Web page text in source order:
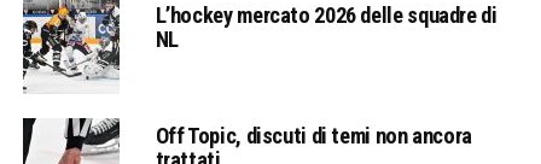
L’hockey mercato 2026 delle squadre di
NL
Off Topic, discuti di temi non ancora